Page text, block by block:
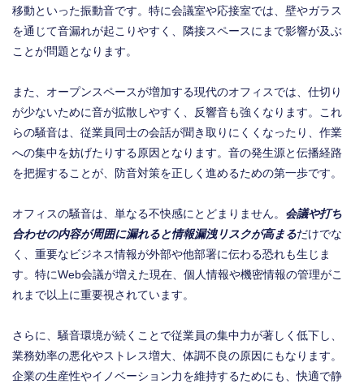
移動といった振動音です。特に会議室や応接室では、壁やガラス
を通じて音漏れが起こりやすく、隣接スペースにまで影響が及ぶ
ことが問題となります。
また、オープンスペースが増加する現代のオフィスでは、仕切り
が少ないために音が拡散しやすく、反響音も強くなります。これ
らの騒音は、従業員同士の会話が聞き取りにくくなったり、作業
への集中を妨げたりする原因となります。音の発生源と伝播経路
を把握することが、防音対策を正しく進めるための第一歩です。
オフィスの騒音は、単なる不快感にとどまりません。 会議や打ち
合わせの内容が周囲に漏れると情報漏洩リスクが高まるだけでな
く、重要なビジネス情報が外部や他部署に伝わる恐れも生じま
す。特にWeb会議が増えた現在、個人情報や機密情報の管理がこ
れまで以上に重要視されています。
さらに、騒音環境が続くことで従業員の集中力が著しく低下し、
業務効率の悪化やストレス増大、体調不良の原因にもなります。
企業の生産性やイノベーション力を維持するためにも、快適で静